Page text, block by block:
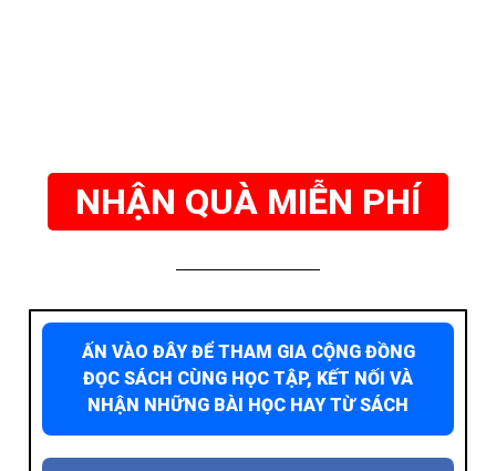
NHẬN QUÀ MIỄN PHÍ
ẤN VÀO ĐÂY ĐỂ THAM GIA CỘNG ĐỒNG
ĐỌC SÁCH CÙNG HỌC TẬP, KẾT NỐI VÀ
NHẬN NHỮNG BÀI HỌC HAY TỪ SÁCH